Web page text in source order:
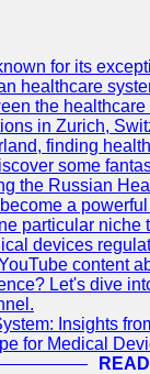
for its
healthcare
the
in Zurich,
finding
some
the Russian
a
particular
devices
content
Let's dive
Insights
for Medical